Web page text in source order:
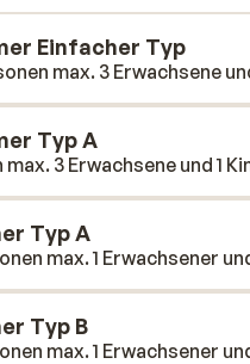
Einfacher Typ
max. 3 Erwachsene
Typ A
3 Erwachsene und 1
Typ A
max. 1 Erwachsener
Typ B
max. 1 Erwachsener